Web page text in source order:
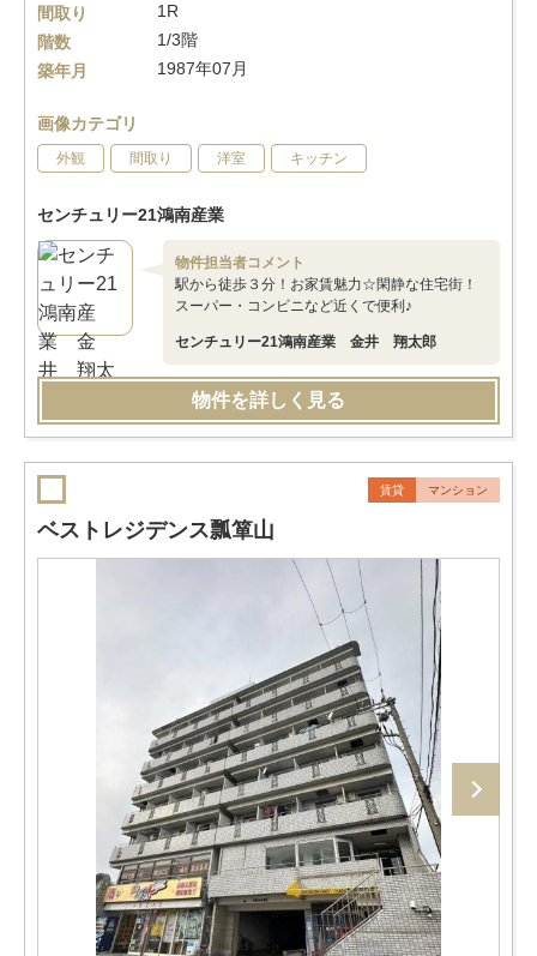
間取り
1R
階数
1/3階
築年月
1987年07月
画像カテゴリ
外観 間取り 洋室 キッチン
センチュリー21鴻南産業
物件担当者コメント
駅から徒歩３分！お家賃魅力☆閑静な住宅街！
スーパー・コンビニなど近くで便利♪
センチュリー21鴻南産業 金井 翔太郎
物件を詳しく見る
賃貸 マンション
ベストレジデンス瓢箪山